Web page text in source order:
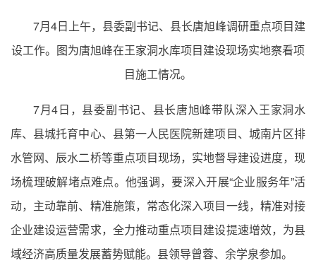
7月4日上午，县委副书记、县长唐旭峰调研重点项目建
设工作。图为唐旭峰在王家洞水库项目建设现场实地察看项
目施工情况。
7月4日，县委副书记、县长唐旭峰带队深入王家洞水
库、县城托育中心、县第一人民医院新建项目、城南片区排
水管网、辰水二桥等重点项目现场，实地督导建设进度，现
场梳理破解堵点难点。他强调，要深入开展“企业服务年”活
动，主动靠前、精准施策，常态化深入项目一线，精准对接
企业建设运营需求，全力推动重点项目建设提速增效，为县
域经济高质量发展蓄势赋能。县领导曾蓉、余学泉参加。